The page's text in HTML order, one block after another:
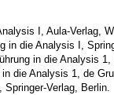
I, Aula-Verlag,
in die Analysis I,
in die Analysis 1,
die Analysis 1, de
Verlag, Berlin.